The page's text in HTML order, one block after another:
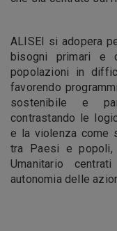
ALISEI si adopera
bisogni primari e
popolazioni in
favorendo
sostenibile e
contrastando le
e la violenza come
tra Paesi e popoli,
Umanitario
autonomia delle